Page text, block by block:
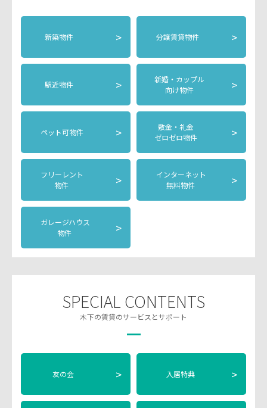
新築物件 > 分譲賃貸物件 >
駅近物件 >
新婚・カップル
向け物件
>
ペット可物件 >
敷金・礼金
ゼロゼロ物件
>
フリーレント
物件
>
インターネット
無料物件
>
ガレージハウス
物件
>
SPECIAL CONTENTS
木下の賃貸のサービスとサポート
友の会 > 入居特典 >